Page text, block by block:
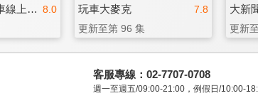
8.0
Auto-Online 汽車線上情報誌 7.8
玩車大麥克
更新至第 96 集
大新
更新
客服專線：02-7707-0708
週一至週五/09:00-21:00，例假日/10:00-